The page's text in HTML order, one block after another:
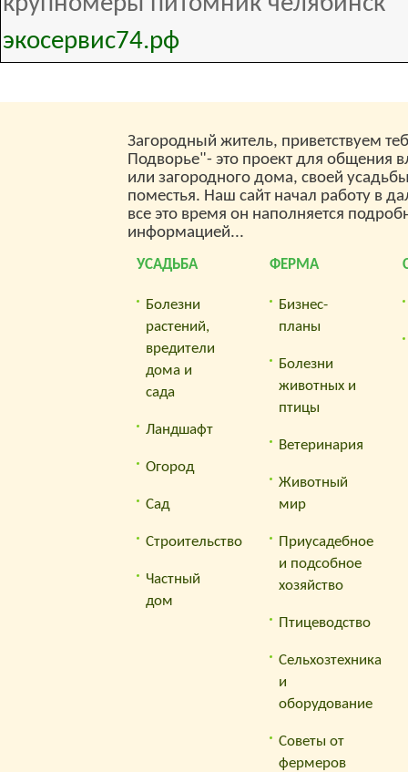
экосервис74.рф
Загородный житель, приветствуем
Подворье"- это проект для общения
или загородного дома, своей
поместья. Наш сайт начал работу в
все это время он наполняется
информацией...
УСАДЬБА
Болезни
растений,
вредители
дома и
сада
Ландшафт
Огород
Сад
Строительство
Частный
дом
ФЕРМА
Бизнес-
планы
Болезни
животных и
птицы
Ветеринария
Животный
мир
Приусадебное
и подсобное
хозяйство
Птицеводство
Сельхозтехника
и
оборудование
Советы от
фермеров